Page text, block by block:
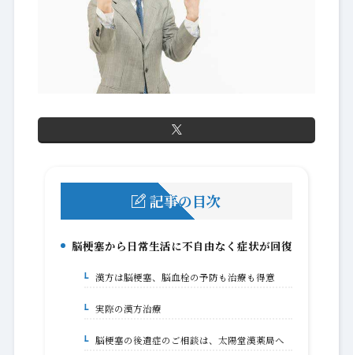
記事の目次
1.脳梗塞から日常生活に不自由なく症状が回復
1-1.漢方は脳梗塞、脳血栓の予防も治療も得意
1-1-1.
実際の漢方治療
1-2.脳梗塞の後遺症のご相談は、太陽堂漢薬局へ